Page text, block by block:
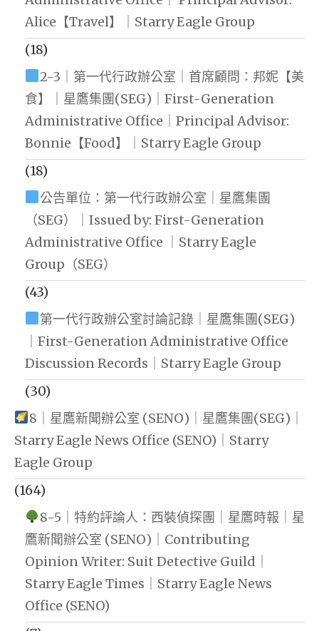
Alice【Travel】｜Starry Eagle Group
(18)
2-3｜第一代行政辦公室｜首席顧問：邦妮【美
食】｜星鷹集團(SEG)｜First-Generation
Administrative Office｜Principal Advisor:
Bonnie【Food】｜Starry Eagle Group
(18)
公告單位：第一代行政辦公室｜星鷹集團
（SEG）｜Issued by: First-Generation
Administrative Office ｜Starry Eagle
Group（SEG）
(43)
第一代行政辦公室討論記錄｜星鷹集團(SEG)
｜First-Generation Administrative Office
Discussion Records｜Starry Eagle Group
(30)
8｜星鷹新聞辦公室 (SENO)｜星鷹集團(SEG)｜
Starry Eagle News Office (SENO)｜Starry
Eagle Group
(164)
8-5｜特約評論人：西裝偵探團｜星鷹時報｜星
鷹新聞辦公室 (SENO)｜Contributing
Opinion Writer: Suit Detective Guild｜
Starry Eagle Times｜Starry Eagle News
Office (SENO)